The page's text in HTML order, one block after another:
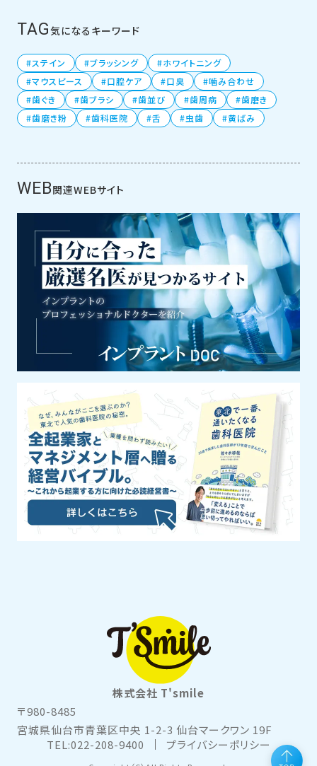
TAG気になるキーワード
ステイン ブラッシング
ホワイトニング
マウスピース
口腔ケア 口臭
噛み合わせ
歯ぐき
歯ブラシ 歯並び 歯周病
歯磨き
歯磨き粉
歯科医院 舌 虫歯 黄ばみ
WEB関連WEBサイト
株式会社 T'smile
〒980-8485
宮城県仙台市青葉区中央 1-2-3 仙台マークワン 19F
TEL:022-208-9400
プライバシーポリシー